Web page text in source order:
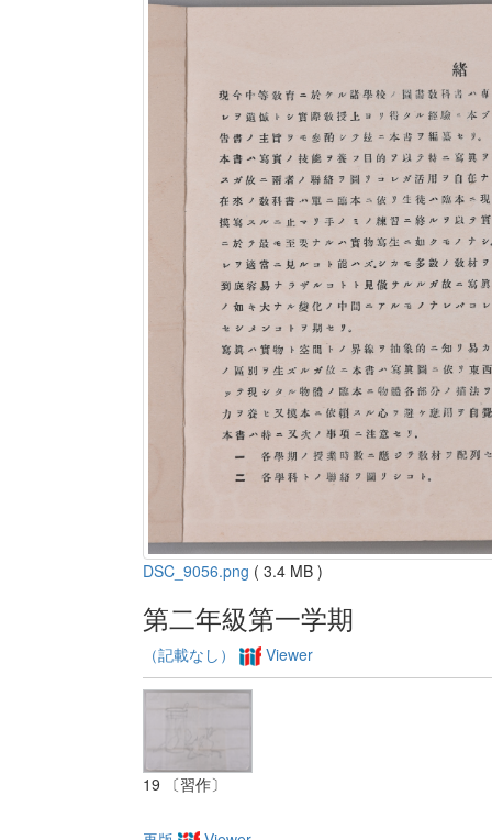
DSC_9056.png ( 3.4 MB )
第二年級第一学期
（記載なし） Viewer
19 〔習作〕